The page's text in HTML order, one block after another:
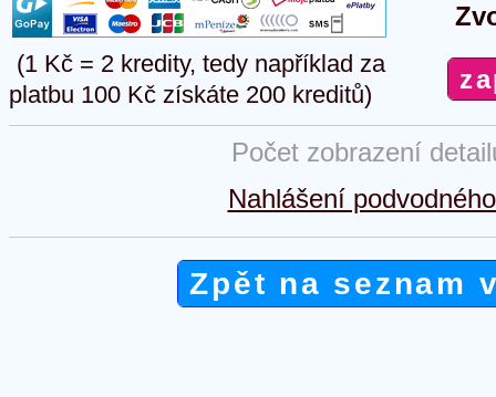
(1 Kč = 2 kredity, tedy například za
platbu 100 Kč získáte 200 kreditů)
Počet zobrazení
Nahlášení
Zpět na seznam